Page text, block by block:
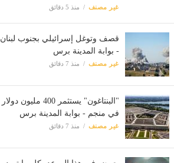
غير مصنف منذ 5 دقائق
قصف وتوغل إسرائيلي بجنوب لبنان
- بوابة المدينة برس
غير مصنف منذ 7 دقائق
"البنتاغون" يستثمر 400 مليون دولار
في منجم - بوابة المدينة برس
غير مصنف منذ 7 دقائق